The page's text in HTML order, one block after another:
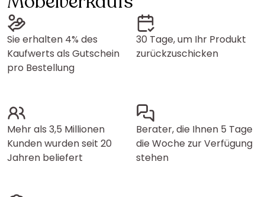
Sie erhalten 4% des
Kaufwerts als Gutschein
pro Bestellung
30 Tage, um Ihr Produkt
zurückzuschicken
Mehr als 3,5 Millionen
Kunden wurden seit 20
Jahren beliefert
Berater, die Ihnen 5 Tage
die Woche zur Verfügung
stehen